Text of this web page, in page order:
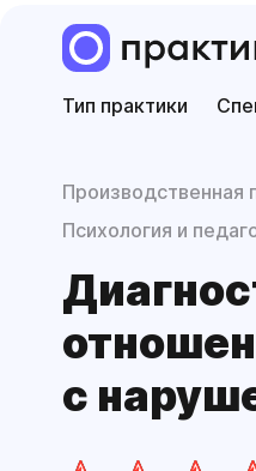
Тип практики
Производственная
Психология и
с